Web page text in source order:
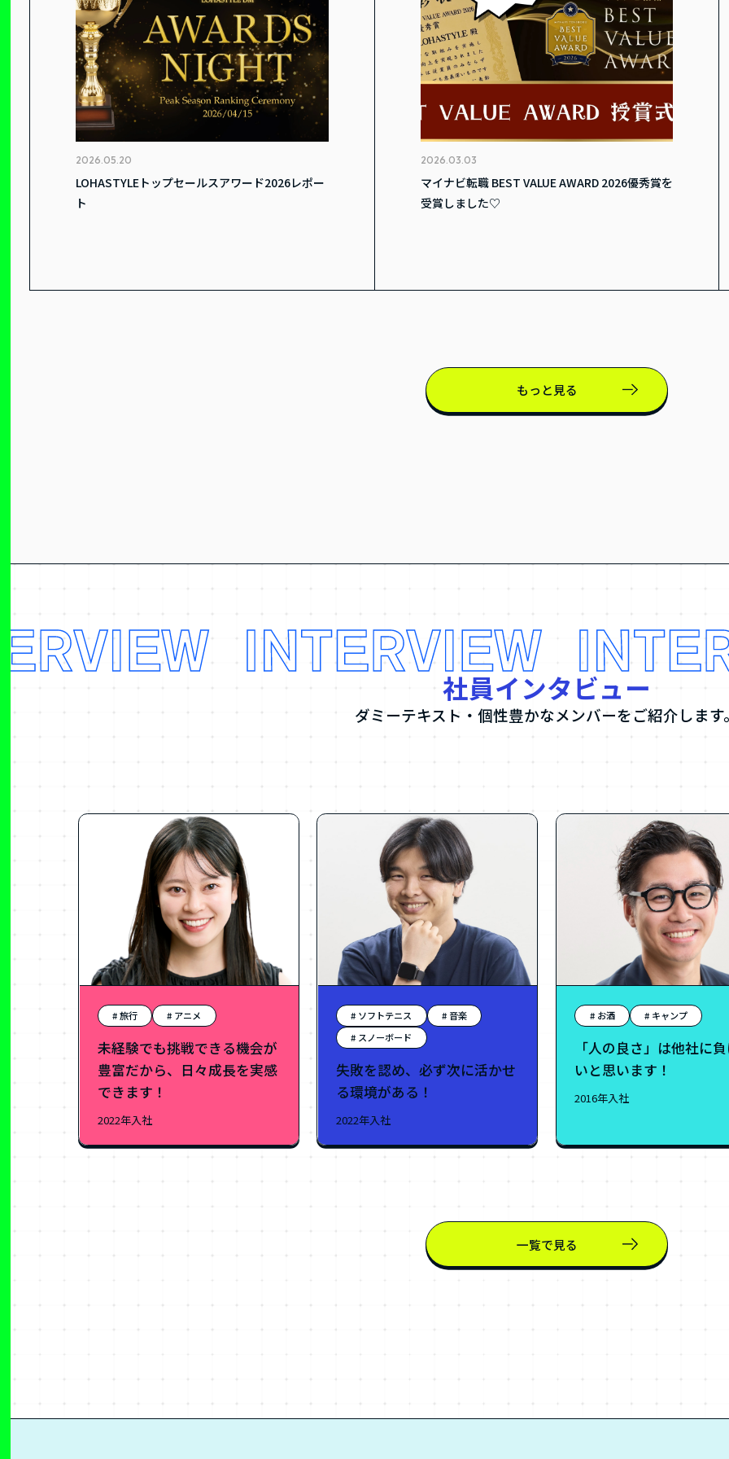
2026.05.20
LOHASTYLEトップセールスアワード2026レポー
ト
2026.03.03
マイナビ転職 BEST VALUE AWARD 2026優秀賞を
受賞しました♡
もっと見る
社員インタビュー
ダミーテキスト・個性豊かなメンバーをご紹介します
# 旅行 # アニメ
未経験でも挑戦できる機会が
豊富だから、日々成長を実感
できます！
2022年入社
# ソフトテニス
# 音楽
# スノーボード
失敗を認め、必ず次に活かせ
る環境がある！
2022年入社
# お酒 # キャンプ
「人の良さ」は他社に
いと思います！
2016年入社
一覧で見る